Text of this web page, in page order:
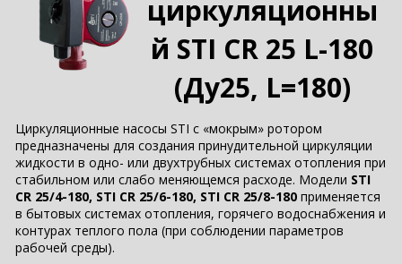
циркуляционны
й STI CR 25 L-180
(Ду25, L=180)
Циркуляционные насосы STI с «мокрым» ротором
предназначены для создания принудительной циркуляции
жидкости в одно- или двухтрубных системах отопления при
стабильном или слабо меняющемся расходе. Модели STI
CR 25/4-180, STI CR 25/6-180, STI CR 25/8-180 применяется
в бытовых системах отопления, горячего водоснабжения и
контурах теплого пола (при соблюдении параметров
рабочей среды).